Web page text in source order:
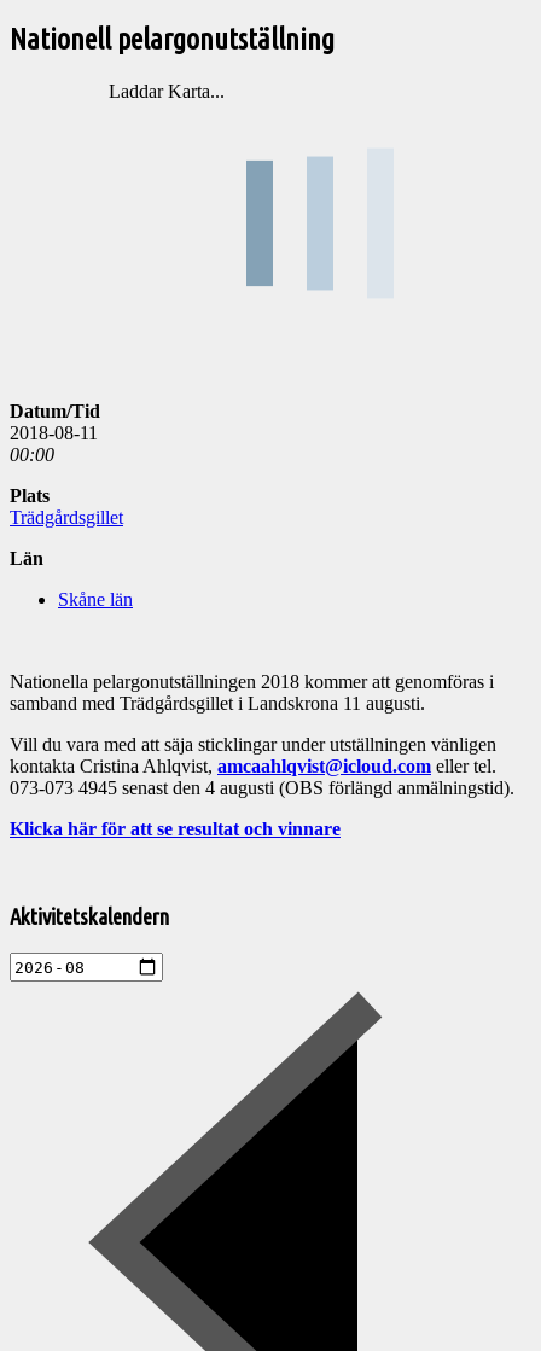
Nationell pelargonutställning
Laddar Karta...
Datum/Tid
2018-08-11
00:00
Plats
Trädgårdsgillet
Län
Skåne län
Nationella pelargonutställningen 2018 kommer att genomföras i
samband med Trädgårdsgillet i Landskrona 11 augusti.
Vill du vara med att säja sticklingar under utställningen vänligen
kontakta Cristina Ahlqvist, amcaahlqvist@icloud.com eller tel.
073-073 4945 senast den 4 augusti (OBS förlängd anmälningstid).
Klicka här för att se resultat och vinnare
till
aktiviteter
Aktivitetskalendern